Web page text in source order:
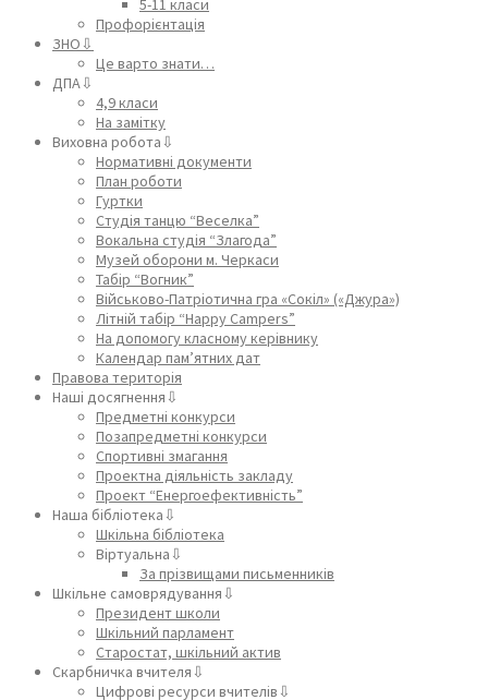
5-11 класи
Профорієнтація
ЗНО⇩
Це варто знати…
ДПА⇩
4,9 класи
На замітку
Виховна робота⇩
Нормативні документи
План роботи
Гуртки
Студія танцю “Веселка”
Вокальна студія “Злагода”
Музей оборони м. Черкаси
Табір “Вогник”
Військово-Патріотична гра «Сокіл» («Джура»)
Літній табір “Happy Campers”
На допомогу класному керівнику
Календар пам’ятних дат
Правова територія
Наші досягнення⇩
Предметні конкурси
Позапредметні конкурси
Спортивні змагання
Проектна діяльність закладу
Проект “Енергоефективність”
Наша бібліотека⇩
Шкільна бібліотека
Віртуальна⇩
За прізвищами письменників
Шкільне самоврядування⇩
Президент школи
Шкільний парламент
Старостат, шкільний актив
Скарбничка вчителя⇩
Цифрові ресурси вчителів⇩